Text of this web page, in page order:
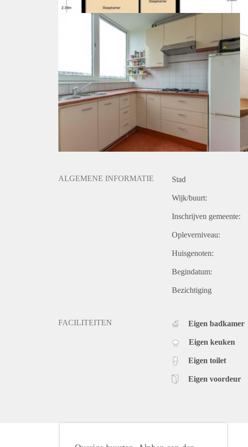
ALGEMENE INFORMATIE Stad
Wijk/buurt:
Inschrijven gemeente:
Opleverniveau:
Huisgenoten:
Begindatum:
Bezichtiging
FACILITEITEN Eigen badkamer
Eigen keuken
Eigen toilet
Eigen voordeur